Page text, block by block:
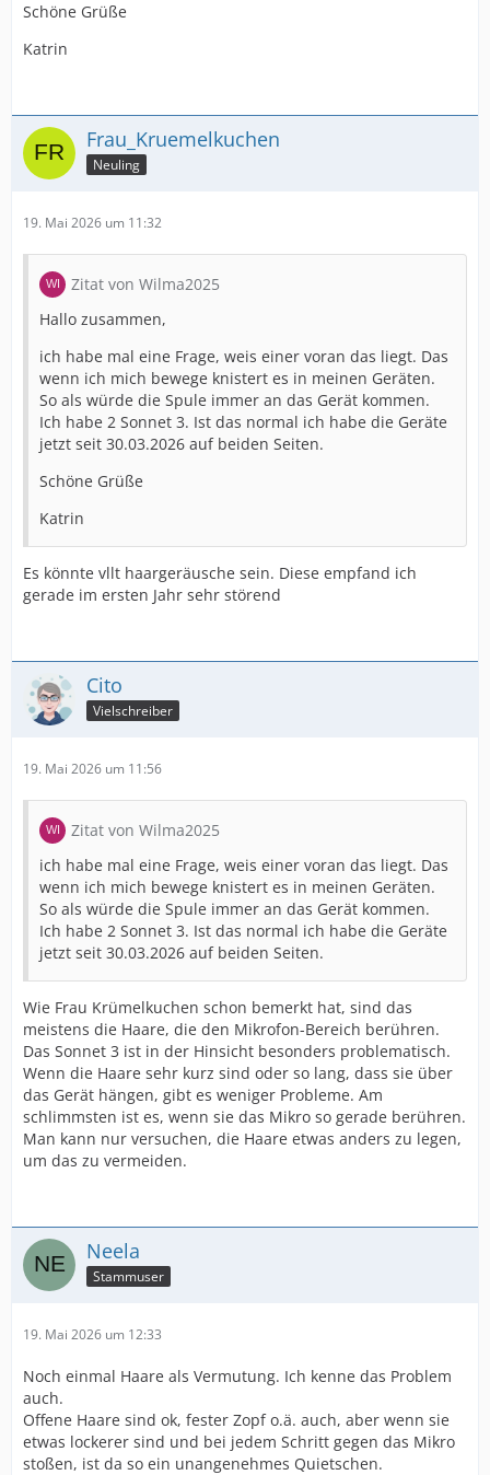
Schöne Grüße
Katrin
Frau_Kruemelkuchen
Neuling
19. Mai 2026 um 11:32
Zitat von Wilma2025
Hallo zusammen,
ich habe mal eine Frage, weis einer voran das liegt. Das
wenn ich mich bewege knistert es in meinen Geräten.
So als würde die Spule immer an das Gerät kommen.
Ich habe 2 Sonnet 3. Ist das normal ich habe die Geräte
jetzt seit 30.03.2026 auf beiden Seiten.
Schöne Grüße
Katrin
Es könnte vllt haargeräusche sein. Diese empfand ich
gerade im ersten Jahr sehr störend
Cito
Vielschreiber
19. Mai 2026 um 11:56
Zitat von Wilma2025
ich habe mal eine Frage, weis einer voran das liegt. Das
wenn ich mich bewege knistert es in meinen Geräten.
So als würde die Spule immer an das Gerät kommen.
Ich habe 2 Sonnet 3. Ist das normal ich habe die Geräte
jetzt seit 30.03.2026 auf beiden Seiten.
Wie Frau Krümelkuchen schon bemerkt hat, sind das
meistens die Haare, die den Mikrofon-Bereich berühren.
Das Sonnet 3 ist in der Hinsicht besonders problematisch.
Wenn die Haare sehr kurz sind oder so lang, dass sie über
das Gerät hängen, gibt es weniger Probleme. Am
schlimmsten ist es, wenn sie das Mikro so gerade berühren.
Man kann nur versuchen, die Haare etwas anders zu legen,
um das zu vermeiden.
Neela
Stammuser
19. Mai 2026 um 12:33
Noch einmal Haare als Vermutung. Ich kenne das Problem
auch.
Offene Haare sind ok, fester Zopf o.ä. auch, aber wenn sie
etwas lockerer sind und bei jedem Schritt gegen das Mikro
stoßen, ist da so ein unangenehmes Quietschen.